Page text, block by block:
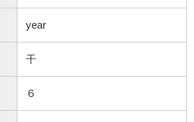
year
干
６